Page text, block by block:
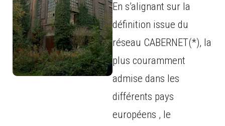
En s’alignant sur la
définition issue du
réseau CABERNET(*), la
plus couramment
admise dans les
différents pays
européens , le